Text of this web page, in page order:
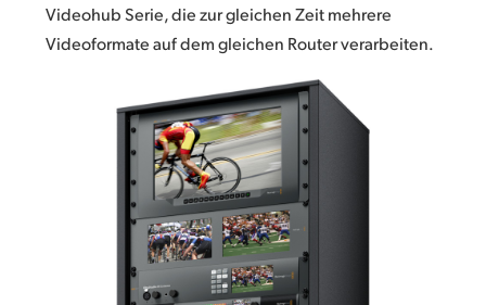
Videohub Serie, die zur gleichen Zeit mehrere
Videoformate auf dem gleichen Router verarbeiten.